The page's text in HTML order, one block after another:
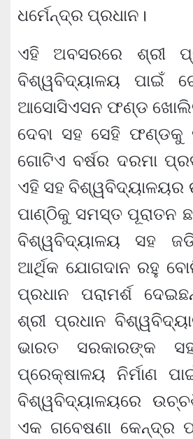
ଧର୍ମେନ୍ଦ୍ର ପ୍ରଧାନ।
ଏହି ଅବସରରେ ଶ୍ରୀ
ବିଶ୍ୱବିଦ୍ୟାଳୟ ପାଇଁ
ଆସୋସିଏସନ ଫଣ୍ଡ
ଦେବା ସହ ସେହି
ଗୋଟିଏ ବର୍ଷର ଦରମା
ଏହି ସହ ବିଶ୍ୱବିଦ୍ୟାଳୟର
ପାଣ୍ଠିକୁ ସମସ୍ତ ପୂରାତନ
ବିଶ୍ୱବିଦ୍ୟାଳୟ ସହ
ଆର୍ଥିକ ଯୋଗଦାନ ରହୁ
ପ୍ରଧାନ ପରାମର୍ଶ
ଶ୍ରୀ ପ୍ରଧାନ
ଭାରତ ସରକାରଙ୍କ
ପ୍ରେକ୍ଷାଳୟ ନିର୍ମାଣ
ବିଶ୍ୱବିଦ୍ୟାଳୟରେ
ଏକ ଗବେଷଣା କେନ୍ଦ୍ର